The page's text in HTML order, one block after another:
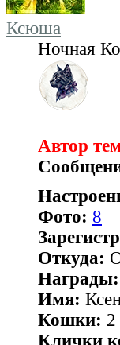
Ксюша
Ночная
Автор
Фото: 8
Откуда:
Награды:
Имя:
Кошки: 2
Клички